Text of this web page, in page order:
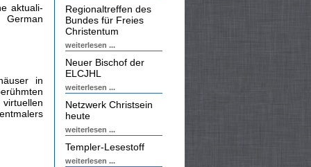
aktuali­
in
Regionaltreffen des
Bundes für Freies
Christentum
weiterlesen ...
Neuer Bischof der
ELCJHL
weiterlesen ...
Netzwerk Christsein
heute
weiterlesen ...
Templer-Lesestoff
weiterlesen ...